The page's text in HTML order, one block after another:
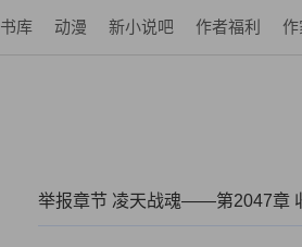
书库 动漫 新小说吧 作者福利 作
举报章节 凌天战魂——第2047章